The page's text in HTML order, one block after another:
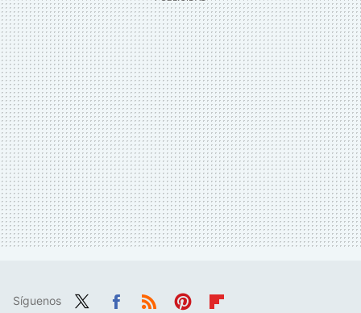
Síguenos